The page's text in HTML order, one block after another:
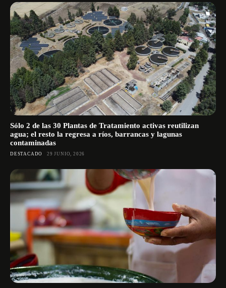
Sólo 2 de las 30 Plantas de Tratamiento activas reutilizan
agua; el resto la regresa a ríos, barrancas y lagunas
contaminadas
DESTACADO 29 JUNIO, 2026